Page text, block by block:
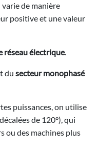
varie de manière
positive et une valeur
réseau électrique.
du secteur monophasé
puissances, on utilise
de 120°), qui
ou des machines plus